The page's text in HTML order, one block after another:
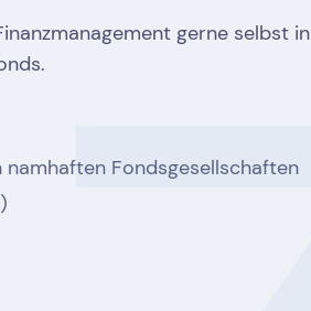
gerne selbst in
Fondsgesellschaften